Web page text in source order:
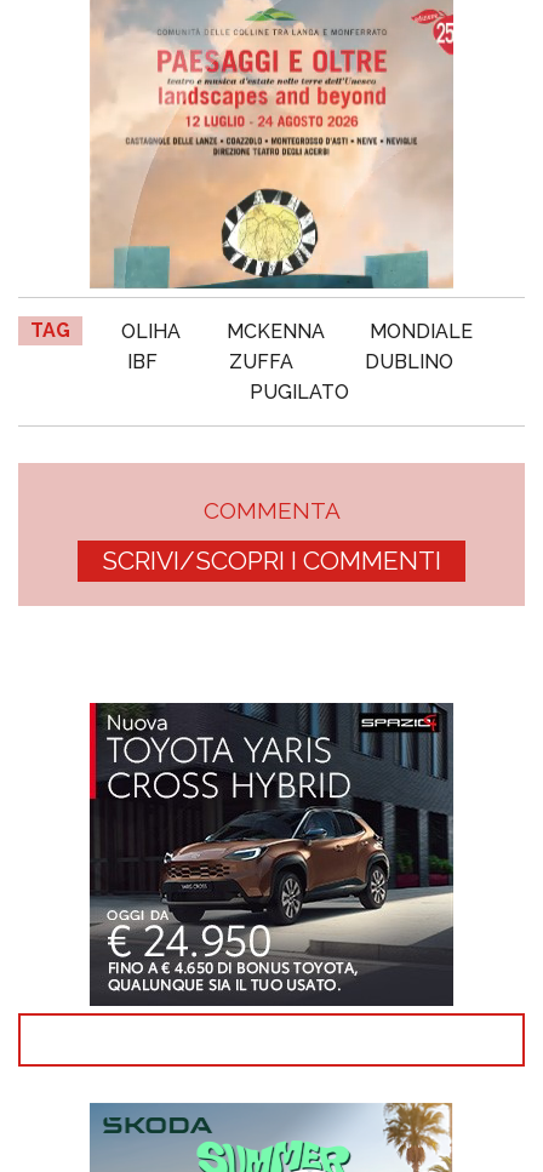
TAG OLIHA MCKENNA
MONDIALE
IBF
ZUFFA
DUBLINO
PUGILATO
COMMENTA
SCRIVI/SCOPRI I COMMENTI